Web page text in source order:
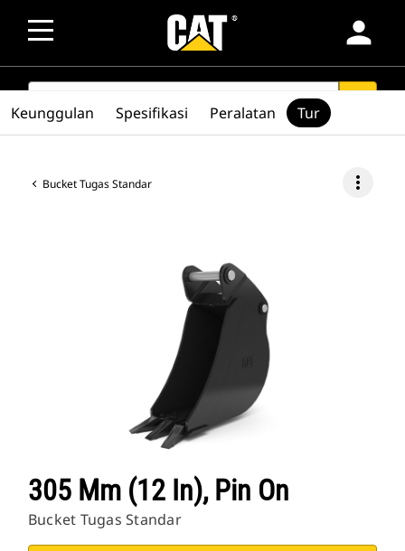
person
SEARCH
Bucket Tugas Standar more_vert
305 Mm (12 In), Pin On
Bucket Tugas Standar
Keunggulan Spesifikasi Peralatan Tur